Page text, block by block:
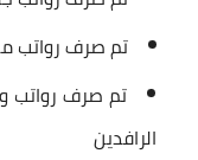
تم صرف رواتب
تم صرف رواتب
الرافدين